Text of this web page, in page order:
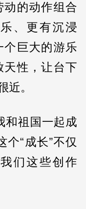
动的动作组合
、更有沉浸
个巨大的游乐
天性，让台下
近。
和祖国一起成
个“成长”不仅
们这些创作